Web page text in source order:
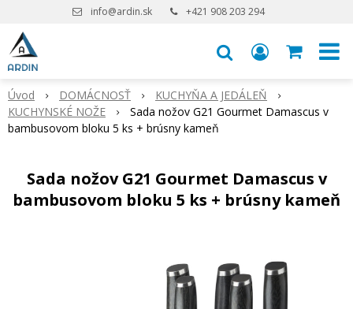
info@ardin.sk +421 908 203 294
Úvod DOMÁCNOSŤ
KUCHYŇA A JEDÁLEŇ
KUCHYNSKÉ NOŽE
Sada nožov G21 Gourmet Damascus v
bambusovom bloku 5 ks + brúsny kameň
Sada nožov G21 Gourmet Damascus v
bambusovom bloku 5 ks + brúsny kameň